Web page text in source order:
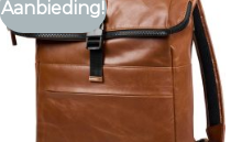
Aanbieding!